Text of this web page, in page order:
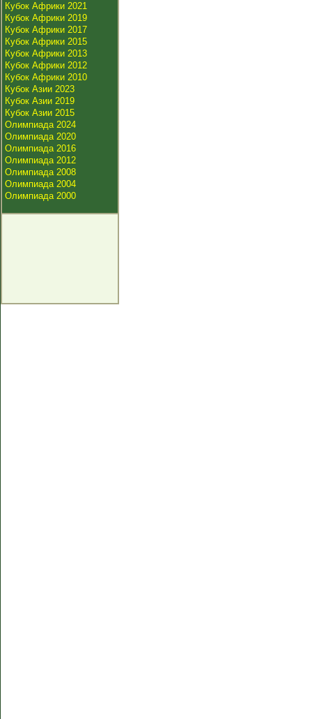
Кубок Африки 2021
Кубок Африки 2019
Кубок Африки 2017
Кубок Африки 2015
Кубок Африки 2013
Кубок Африки 2012
Кубок Африки 2010
Кубок Азии 2023
Кубок Азии 2019
Кубок Азии 2015
Олимпиада 2024
Олимпиада 2020
Олимпиада 2016
Олимпиада 2012
Олимпиада 2008
Олимпиада 2004
Олимпиада 2000